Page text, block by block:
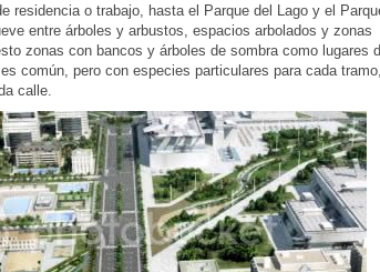
residencia o trabajo, hasta el Parque del Lago y el
entre árboles y arbustos, espacios arbolados y zonas
zonas con bancos y árboles de sombra como lugares
común, pero con especies particulares para cada
calle.